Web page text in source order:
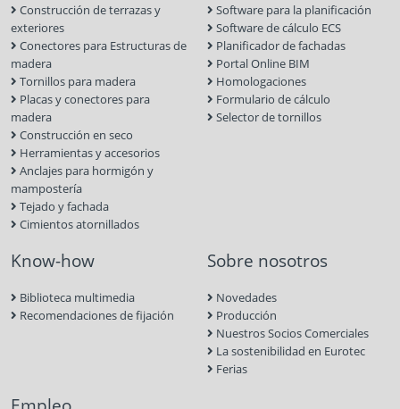
Construcción de terrazas y
exteriores
Conectores para Estructuras de
madera
Tornillos para madera
Placas y conectores para
madera
Construcción en seco
Herramientas y accesorios
Anclajes para hormigón y
mampostería
Tejado y fachada
Cimientos atornillados
Software para la planificación
Software de cálculo ECS
Planificador de fachadas
Portal Online BIM
Homologaciones
Formulario de cálculo
Selector de tornillos
Know-how
Biblioteca multimedia
Recomendaciones de fijación
Sobre nosotros
Novedades
Producción
Nuestros Socios Comerciales
La sostenibilidad en Eurotec
Ferias